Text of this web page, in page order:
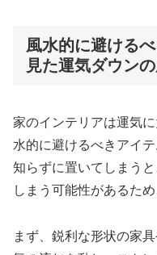
風水的に避ける
見た運気ダウン
家のインテリアは運気
水的に避けるべきアイ
知らずに置いてしまう
しまう可能性があるた
まず、鋭利な形状の家